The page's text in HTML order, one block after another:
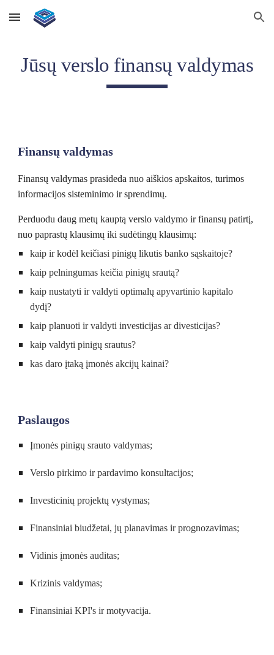
Skip to main content Skip to navigation
Jūsų verslo finansų valdymas
Finansų valdymas
Finansų valdymas prasideda nuo aiškios apskaitos, turimos
informacijos sisteminimo ir sprendimų.
Perduodu daug metų kauptą verslo valdymo ir finansų patirtį,
nuo paprastų klausimų iki sudėtingų klausimų:
kaip ir kodėl keičiasi pinigų likutis banko sąskaitoje?
kaip pelningumas keičia pinigų srautą?
kaip nustatyti ir valdyti optimalų apyvartinio kapitalo
dydį?
kaip planuoti ir valdyti investicijas ar divesticijas?
kaip valdyti pinigų srautus?
kas daro įtaką įmonės akcijų kainai?
Paslaugos
Įmonės pinigų srauto valdymas;
Verslo pirkimo ir pardavimo konsultacijos;
Investicinių projektų vystymas;
Finansiniai biudžetai, jų planavimas ir prognozavimas;
Vidinis įmonės auditas;
Krizinis valdymas;
Finansiniai KPI's ir motyvacija.